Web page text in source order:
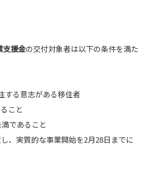
支援金の交付対象者は以下の条件を満た
する意志がある移住者
こと
であること
、実質的な事業開始を2月28日までに